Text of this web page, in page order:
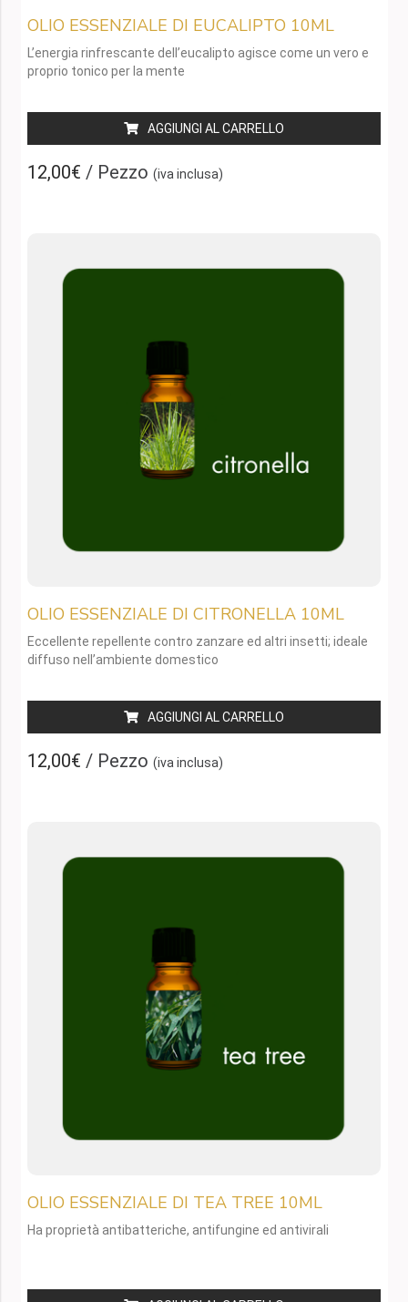
OLIO ESSENZIALE DI EUCALIPTO 10ML
L’energia rinfrescante dell’eucalipto agisce come un vero e
proprio tonico per la mente
AGGIUNGI AL CARRELLO
12,00€ / Pezzo (iva inclusa)
OLIO ESSENZIALE DI CITRONELLA 10ML
Eccellente repellente contro zanzare ed altri insetti; ideale
diffuso nell’ambiente domestico
AGGIUNGI AL CARRELLO
12,00€ / Pezzo (iva inclusa)
OLIO ESSENZIALE DI TEA TREE 10ML
Ha proprietà antibatteriche, antifungine ed antivirali